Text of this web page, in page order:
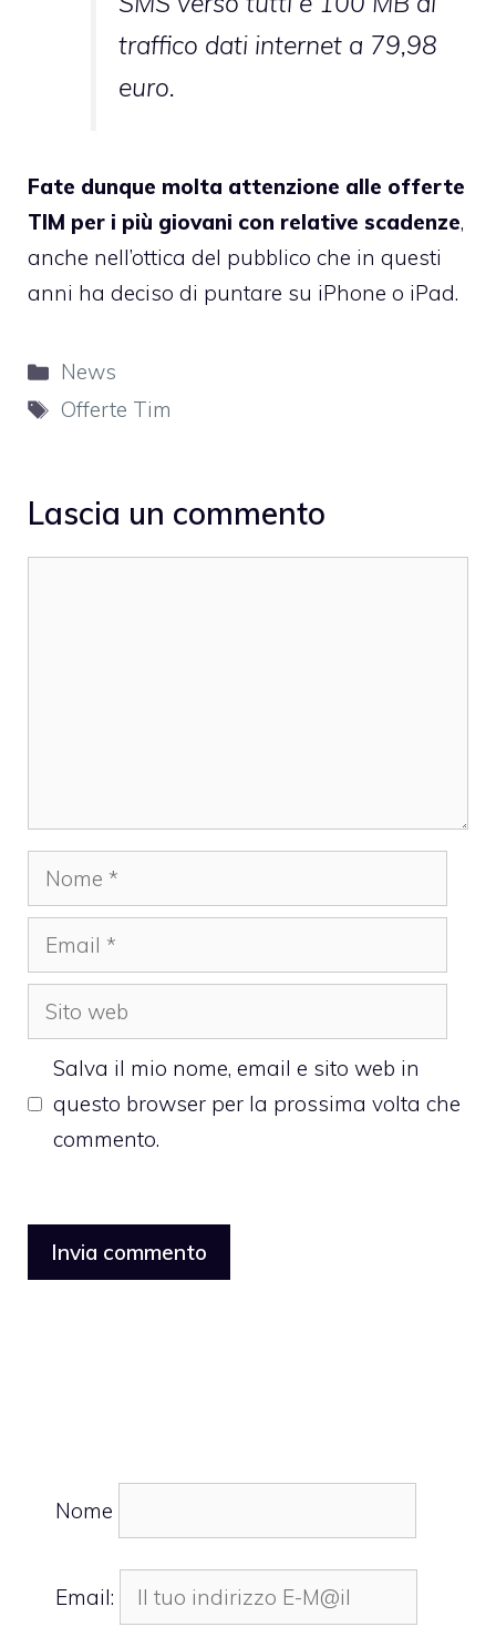
traffico dati internet a 79,98
euro.
Fate dunque molta attenzione alle offerte
TIM per i più giovani con relative scadenze,
anche nell’ottica del pubblico che in questi
anni ha deciso di puntare su iPhone o iPad.
Categorie
News
Tag
Offerte Tim
Lascia un commento
Nome
Email
Sito
web
Salva il mio nome, email e sito web in
questo browser per la prossima volta che
commento.
Nome
Email: